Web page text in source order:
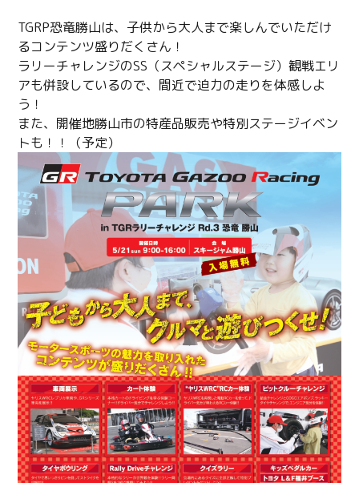
TGRP恐竜勝山は、子供から大人まで楽しんでいただけ
るコンテンツ盛りだくさん！
ラリーチャレンジのSS（スペシャルステージ）観戦エリ
アも併設しているので、間近で迫力の走りを体感しよ
う！
また、開催地勝山市の特産品販売や特別ステージイベン
トも！！（予定）